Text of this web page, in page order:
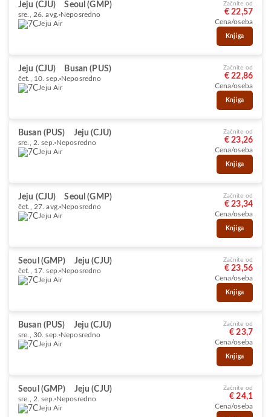
Jeju (CJU) Seoul (GMP)
sre., 26. avg. Neposredno
Jeju Air
Začnite od
€ 22,57
Cena/oseba
Knjiga
Jeju (CJU) Busan (PUS)
čet., 10. sep. Neposredno
Jeju Air
Začnite od
€ 22,86
Cena/oseba
Knjiga
Busan (PUS) Jeju (CJU)
sre., 2. sep. Neposredno
Jeju Air
Začnite od
€ 23,26
Cena/oseba
Knjiga
Jeju (CJU) Seoul (GMP)
čet., 27. avg. Neposredno
Jeju Air
Začnite od
€ 23,34
Cena/oseba
Knjiga
Seoul (GMP) Jeju (CJU)
čet., 17. sep. Neposredno
Jeju Air
Začnite od
€ 23,56
Cena/oseba
Knjiga
Busan (PUS) Jeju (CJU)
sre., 30. sep. Neposredno
Jeju Air
Začnite od
€ 23,7
Cena/oseba
Knjiga
Seoul (GMP) Jeju (CJU)
sre., 2. sep. Neposredno
Jeju Air
Začnite od
€ 24,1
Cena/oseba